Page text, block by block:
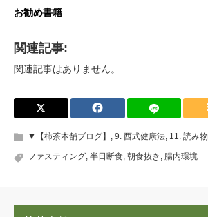
お勧め書籍
関連記事:
関連記事はありません。
▼【柿茶本舗ブログ】 , 9. 西式健康法, 11. 読み物
ファスティング, 半日断食, 朝食抜き , 腸内環境